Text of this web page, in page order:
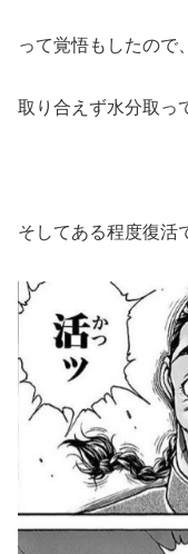
って覚悟もしたので、
取り合えず水分取っ
そしてある程度復活